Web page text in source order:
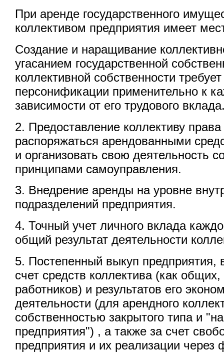
При аренде государственного
коллективом предприятия имеет
Создание и наращивание
угасанием государственной
коллективной собственности
персонификации применительно к
зависимости от его трудового
2. Предоставление коллективу
распоряжаться арендованными
и организовать свою деятельность
принципами самоуправления.
3. Внедрение аренды на уровне
подразделений предприятия.
4. Точный учет личного вклада
общий результат деятельности
5. Постепенный выкуп предприятия,
счет средств коллектива (как
работников) и результатов его
деятельности (для арендного
собственностью закрытого типа и
предприятия") , а также за счет
предприятия и их реализации